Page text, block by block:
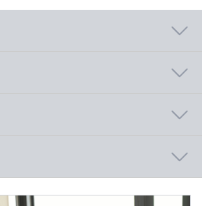
す。
ります。さらに、若手を中心にAIの
、技術共有の発表の場が設けられて
習をおこないやすい環境です。
800万（年俸を12分割）
固定残業代を含む）